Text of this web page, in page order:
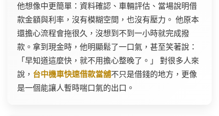
他想像中更簡單：資料確認、車輛評估、當場說明借
款金額與利率，沒有模糊空間，也沒有壓力。 他原本
還擔心流程會拖很久，沒想到不到一小時就完成撥
款。拿到現金時，他明顯鬆了一口氣，甚至笑著說：
「早知道這麼快，就不用擔心整晚了。」 對很多人來
說， 台中機車快速借款當舖不只是借錢的地方，更像
是一個能讓人暫時喘口氣的出口。